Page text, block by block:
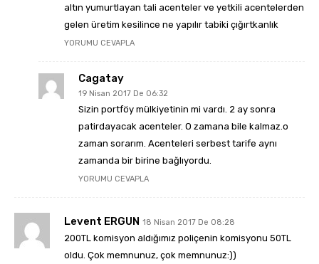
altın yumurtlayan tali acenteler ve yetkili acentelerden
gelen üretim kesilince ne yapılır tabiki çığırtkanlık
YORUMU CEVAPLA
Cagatay
19 Nisan 2017 De 06:32
Sizin portföy mülkiyetinin mi vardı. 2 ay sonra
patirdayacak acenteler. O zamana bile kalmaz.o
zaman sorarım. Acenteleri serbest tarife aynı
zamanda bir birine bağlıyordu.
YORUMU CEVAPLA
Levent ERGUN 18 Nisan 2017 De 08:28
200TL komisyon aldığımız poliçenin komisyonu 50TL
oldu. Çok memnunuz, çok memnunuz:))